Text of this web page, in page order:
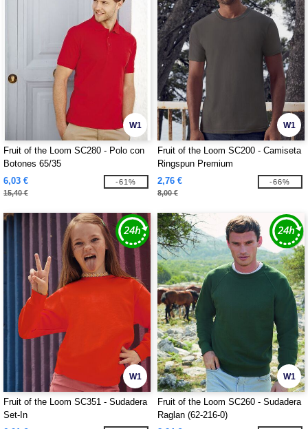
W1
Fruit of the Loom SC280 - Polo con
Botones 65/35
6,03 €
15,40 €
-61%
W1
Fruit of the Loom SC200 - Camiseta
Ringspun Premium
2,76 €
8,00 €
-66%
W1
Fruit of the Loom SC351 - Sudadera
Set-In
W1
Fruit of the Loom SC260 - Sudadera
Raglan (62-216-0)